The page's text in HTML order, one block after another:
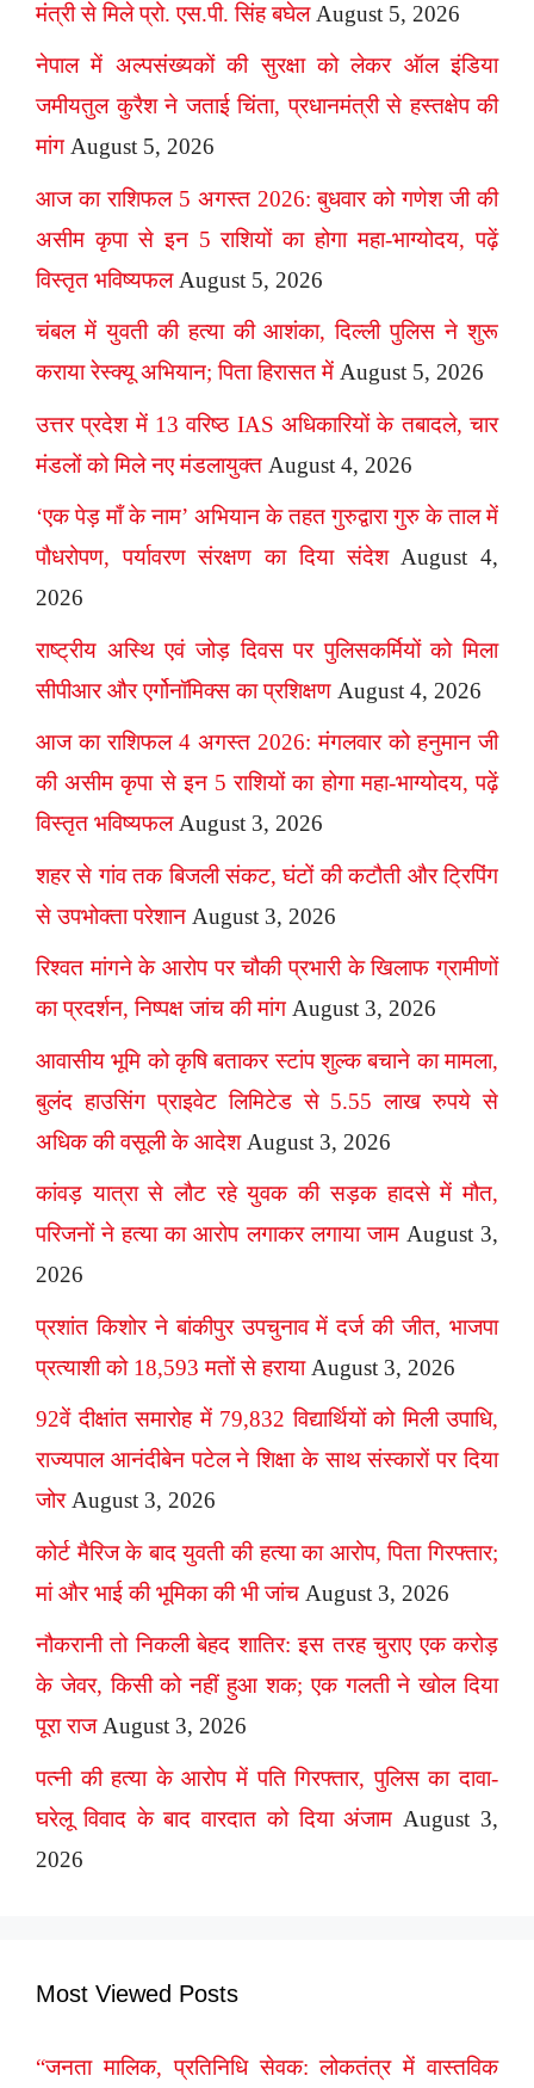
मंत्री से मिले प्रो. एस.पी. सिंह बघेल August 5, 2026
नेपाल में अल्पसंख्यकों की सुरक्षा को लेकर ऑल इंडिया
जमीयतुल कुरैश ने जताई चिंता, प्रधानमंत्री से हस्तक्षेप की
मांग August 5, 2026
आज का राशिफल 5 अगस्त 2026: बुधवार को गणेश जी की
असीम कृपा से इन 5 राशियों का होगा महा-भाग्योदय, पढ़ें
विस्तृत भविष्यफल August 5, 2026
चंबल में युवती की हत्या की आशंका, दिल्ली पुलिस ने शुरू
कराया रेस्क्यू अभियान; पिता हिरासत में August 5, 2026
उत्तर प्रदेश में 13 वरिष्ठ IAS अधिकारियों के तबादले, चार
मंडलों को मिले नए मंडलायुक्त August 4, 2026
‘एक पेड़ माँ के नाम’ अभियान के तहत गुरुद्वारा गुरु के ताल में
पौधरोपण, पर्यावरण संरक्षण का दिया संदेश August 4,
2026
राष्ट्रीय अस्थि एवं जोड़ दिवस पर पुलिसकर्मियों को मिला
सीपीआर और एर्गोनॉमिक्स का प्रशिक्षण August 4, 2026
आज का राशिफल 4 अगस्त 2026: मंगलवार को हनुमान जी
की असीम कृपा से इन 5 राशियों का होगा महा-भाग्योदय, पढ़ें
विस्तृत भविष्यफल August 3, 2026
शहर से गांव तक बिजली संकट, घंटों की कटौती और ट्रिपिंग
से उपभोक्ता परेशान August 3, 2026
रिश्वत मांगने के आरोप पर चौकी प्रभारी के खिलाफ ग्रामीणों
का प्रदर्शन, निष्पक्ष जांच की मांग August 3, 2026
आवासीय भूमि को कृषि बताकर स्टांप शुल्क बचाने का मामला,
बुलंद हाउसिंग प्राइवेट लिमिटेड से 5.55 लाख रुपये से
अधिक की वसूली के आदेश August 3, 2026
कांवड़ यात्रा से लौट रहे युवक की सड़क हादसे में मौत,
परिजनों ने हत्या का आरोप लगाकर लगाया जाम August 3,
2026
प्रशांत किशोर ने बांकीपुर उपचुनाव में दर्ज की जीत, भाजपा
प्रत्याशी को 18,593 मतों से हराया August 3, 2026
92वें दीक्षांत समारोह में 79,832 विद्यार्थियों को मिली उपाधि,
राज्यपाल आनंदीबेन पटेल ने शिक्षा के साथ संस्कारों पर दिया
जोर August 3, 2026
कोर्ट मैरिज के बाद युवती की हत्या का आरोप, पिता गिरफ्तार;
मां और भाई की भूमिका की भी जांच August 3, 2026
नौकरानी तो निकली बेहद शातिर: इस तरह चुराए एक करोड़
के जेवर, किसी को नहीं हुआ शक; एक गलती ने खोल दिया
पूरा राज August 3, 2026
पत्नी की हत्या के आरोप में पति गिरफ्तार, पुलिस का दावा-
घरेलू विवाद के बाद वारदात को दिया अंजाम August 3,
2026
Most Viewed Posts
“जनता मालिक, प्रतिनिधि सेवक: लोकतंत्र में वास्तविक